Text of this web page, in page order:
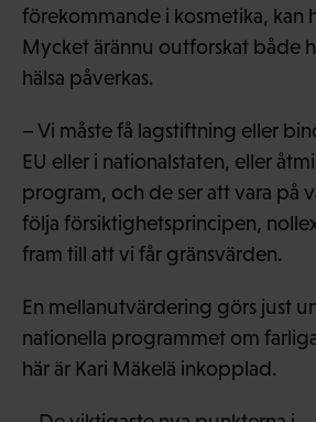
förekommande i kosmetika, kan
Mycket ärännu outforskat både
hälsa påverkas.
– Vi måste få lagstiftning eller
EU eller i nationalstaten, eller
program, och de ser att vara på
följa försiktighetsprincipen,
fram till att vi får gränsvärden.
En mellanutvärdering görs just
nationella programmet om
här är Kari Mäkelä inkopplad.